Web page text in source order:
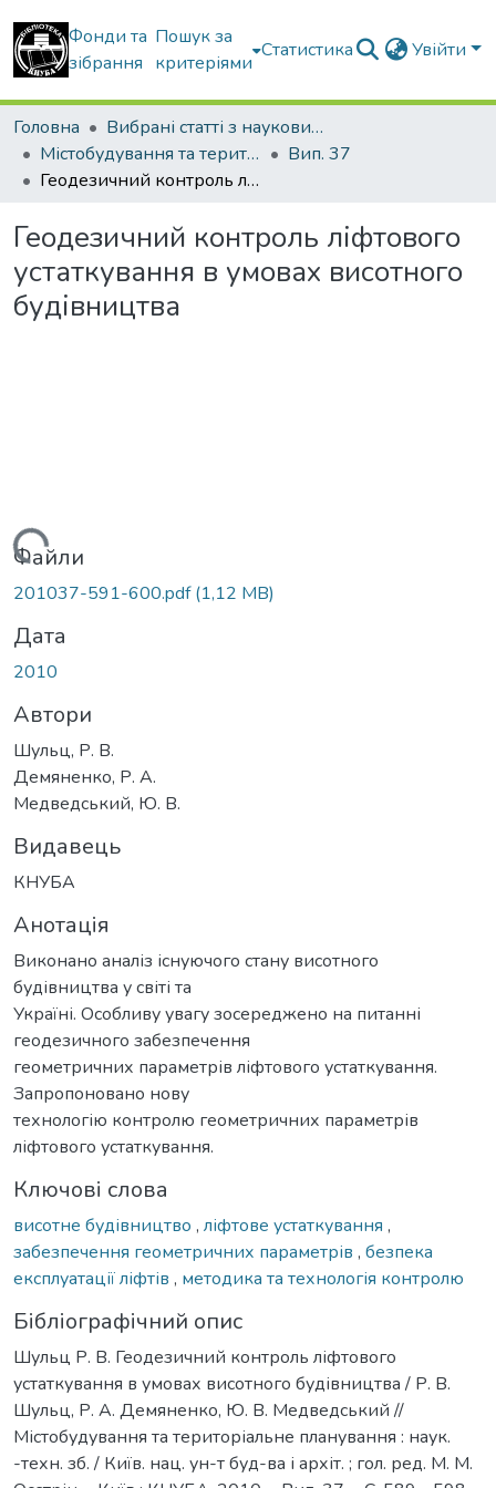
Фонди та
зібрання
Пошук за
критеріями
Статистика Увійти
Головна
Вибрані статті з наукових збірників КНУБА
Містобудування та територіальне планування
Вип. 37
Геодезичний контроль ліфтового устаткування в умовах висотного будівництва
Геодезичний контроль ліфтового
устаткування в умовах висотного
будівництва
Вантажиться...
Файли
201037-591-600.pdf(1,12 MB)
Дата
2010
Автори
Шульц, Р. В.
Демяненко, Р. А.
Медведський, Ю. В.
Видавець
КНУБА
Анотація
Виконано аналіз існуючого стану висотного
будівництва у світі та
Україні. Особливу увагу зосереджено на питанні
геодезичного забезпечення
геометричних параметрів ліфтового устаткування.
Запропоновано нову
технологію контролю геометричних параметрів
ліфтового устаткування.
Ключові слова
висотне будівництво , ліфтове устаткування ,
забезпечення геометричних параметрів , безпека
експлуатації ліфтів , методика та технологія контролю
Бібліографічний опис
Шульц Р. В. Геодезичний контроль ліфтового
устаткування в умовах висотного будівництва / Р. В.
Шульц, Р. А. Демяненко, Ю. В. Медведський //
Містобудування та територіальне планування : наук.
-техн. зб. / Київ. нац. ун-т буд-ва і архіт. ; гол. ред. М. М.